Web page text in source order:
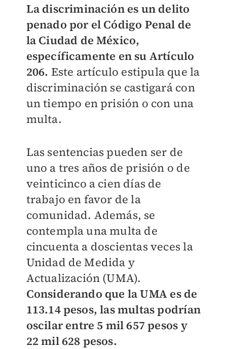
La discriminación es un delito
penado por el Código Penal de
la Ciudad de México,
específicamente en su Artículo
206. Este artículo estipula que la
discriminación se castigará con
un tiempo en prisión o con una
multa.
Las sentencias pueden ser de
uno a tres años de prisión o de
veinticinco a cien días de
trabajo en favor de la
comunidad. Además, se
contempla una multa de
cincuenta a doscientas veces la
Unidad de Medida y
Actualización (UMA).
Considerando que la UMA es de
113.14 pesos, las multas podrían
oscilar entre 5 mil 657 pesos y
22 mil 628 pesos.